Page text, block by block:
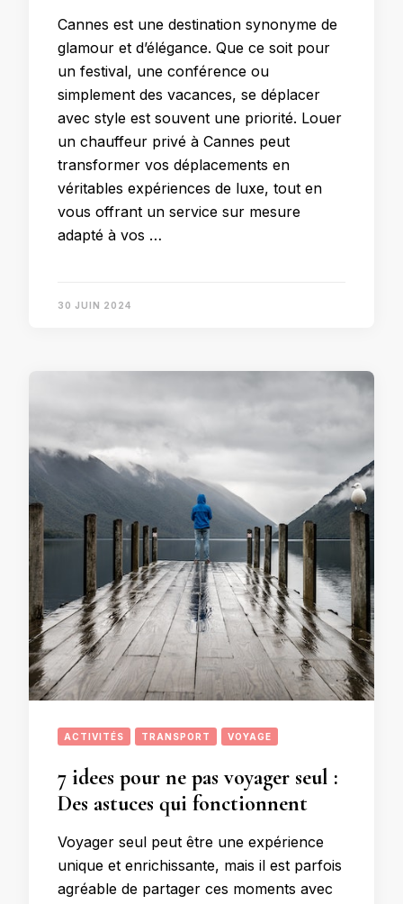
Cannes est une destination synonyme de
glamour et d’élégance. Que ce soit pour
un festival, une conférence ou
simplement des vacances, se déplacer
avec style est souvent une priorité. Louer
un chauffeur privé à Cannes peut
transformer vos déplacements en
véritables expériences de luxe, tout en
vous offrant un service sur mesure
adapté à vos …
30 JUIN 2024
ACTIVITÉS TRANSPORT VOYAGE
7 idees pour ne pas voyager seul :
Des astuces qui fonctionnent
Voyager seul peut être une expérience
unique et enrichissante, mais il est parfois
agréable de partager ces moments avec